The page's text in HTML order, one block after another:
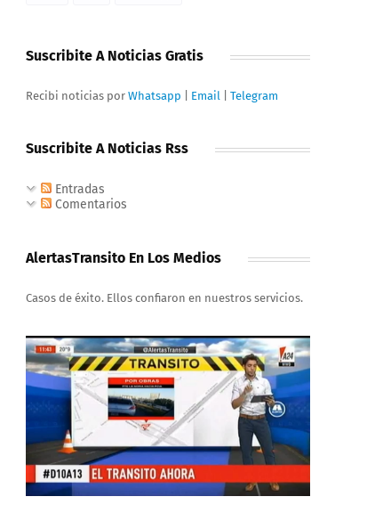
Suscribite A Noticias Gratis
Recibi noticias por Whatsapp Email Telegram
Suscribite A Noticias Rss
Entradas
Comentarios
AlertasTransito En Los Medios
Casos de éxito. Ellos confiaron en nuestros servicios.